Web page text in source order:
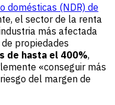
domésticas (NDR) de
el sector de la renta
más afectada
propiedades
de hasta el 400%,
«conseguir más
del margen de